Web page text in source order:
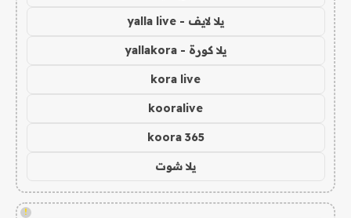
يلا لايف - yalla live
يلا كورة - yallakora
kora live
kooralive
koora 365
يلا شوت
!